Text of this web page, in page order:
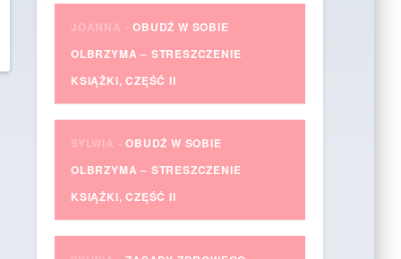
JOANNA -OBUDŹ W SOBIE
OLBRZYMA – STRESZCZENIE
KSIĄŻKI, CZĘŚĆ II
SYLWIA -OBUDŹ W SOBIE
OLBRZYMA – STRESZCZENIE
KSIĄŻKI, CZĘŚĆ II